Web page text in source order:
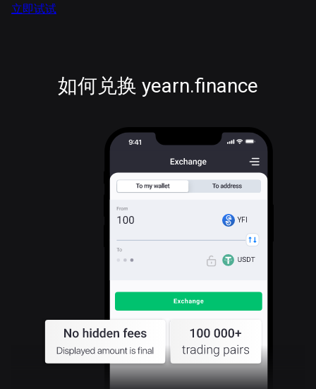
立即试试
如何兑换 yearn.finance
YFI